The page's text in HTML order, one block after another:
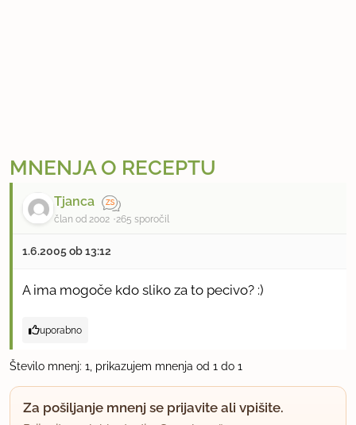
MNENJA O RECEPTU
Tjanca
član od 2002 265 sporočil
1.6.2005 ob 13:12
A ima mogoče kdo sliko za to pecivo? :)
uporabno
Število mnenj: 1, prikazujem mnenja od 1 do 1
Za pošiljanje mnenj se prijavite ali vpišite.